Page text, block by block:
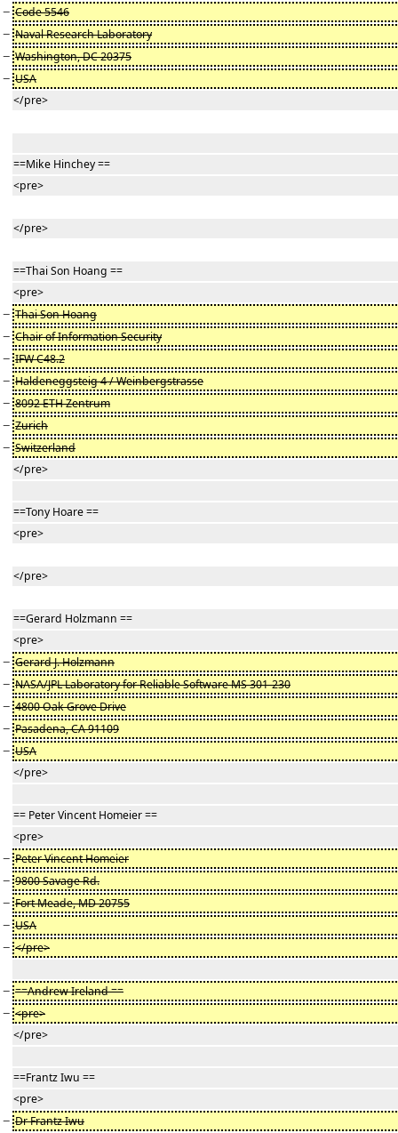
− Code 5546
− Naval Research Laboratory
− Washington, DC 20375
− USA
</pre>
==Mike Hinchey ==
<pre>
</pre>
==Thai Son Hoang ==
<pre>
− Thai Son Hoang
− Chair of Information Security
− IFW C48.2
− Haldeneggsteig 4 / Weinbergstrasse
− 8092 ETH Zentrum
− Zurich
− Switzerland
</pre>
==Tony Hoare ==
<pre>
</pre>
==Gerard Holzmann ==
<pre>
− Gerard J. Holzmann
− NASA/JPL Laboratory for Reliable Software MS 301-230
− 4800 Oak Grove Drive
− Pasadena, CA 91109
− USA
</pre>
== Peter Vincent Homeier ==
<pre>
− Peter Vincent Homeier
− 9800 Savage Rd.
− Fort Meade, MD 20755
− USA
− </pre>
− ==Andrew Ireland ==
− <pre>
</pre>
==Frantz Iwu ==
<pre>
− Dr Frantz Iwu